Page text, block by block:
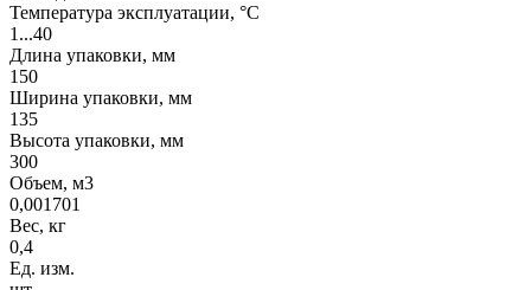
Температура эксплуатации, °С
1...40
Длина упаковки, мм
150
Ширина упаковки, мм
135
Высота упаковки, мм
300
Объем, м3
0,001701
Вес, кг
0,4
Ед. изм.